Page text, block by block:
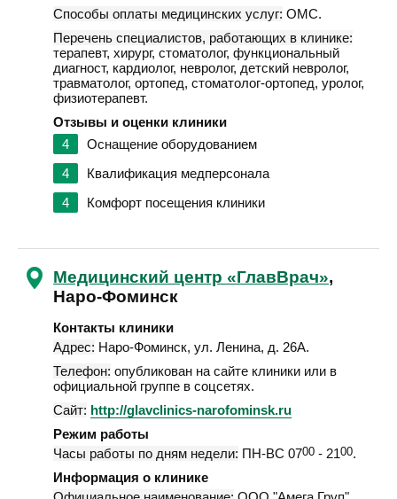
Способы оплаты медицинских услуг: ОМС.
Перечень специалистов, работающих в клинике:
терапевт, хирург, стоматолог, функциональный
диагност, кардиолог, невролог, детский невролог,
травматолог, ортопед, стоматолог-ортопед, уролог,
физиотерапевт.
Отзывы и оценки клиники
4
Оснащение оборудованием
4
Квалификация медперсонала
4
Комфорт посещения клиники
Медицинский центр «ГлавВрач»,
Наро-Фоминск
Контакты клиники
Адрес: Наро-Фоминск, ул. Ленина, д. 26А.
Телефон: опубликован на сайте клиники или в
официальной группе в соцсетях.
Сайт: http://glavclinics-narofominsk.ru
Режим работы
Часы работы по дням недели: ПН-ВС 0700 - 2100.
Информация о клинике